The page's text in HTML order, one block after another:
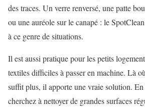
des traces. Un verre renversé, une patte
ou une auréole sur le canapé : le
à ce genre de situations.
Il est aussi pratique pour les petits
textiles difficiles à passer en machine. Là
suffit plus, il apporte une vraie solution.
cherchez à nettoyer de grandes surfaces